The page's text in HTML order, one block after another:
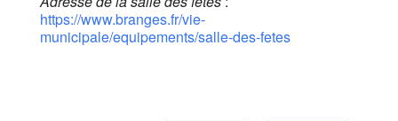
https://www.branges.fr/vie-
municipale/equipements/salle-des-fetes